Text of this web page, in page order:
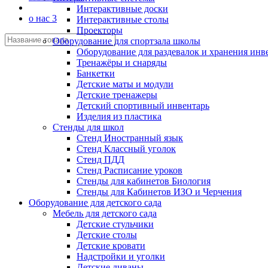
о нас 3
Интерактивные доски
Интерактивные столы
Проекторы
Оборудование для спортзала школы
Оборудование для раздевалок и хранения
Тренажёры и снаряды
Банкетки
Детские маты и модули
Детские тренажеры
Детский спортивный инвентарь
Изделия из пластика
Стенды для школ
Стенд Иностранный язык
Стенд Классный уголок
Стенд ПДД
Стенд Расписание уроков
Стенды для кабинетов Биология
Стенды для Кабинетов ИЗО и Черчения
Оборудование для детского сада
Мебель для детского сада
Детские стульчики
Детские столы
Детские кровати
Надстройки и уголки